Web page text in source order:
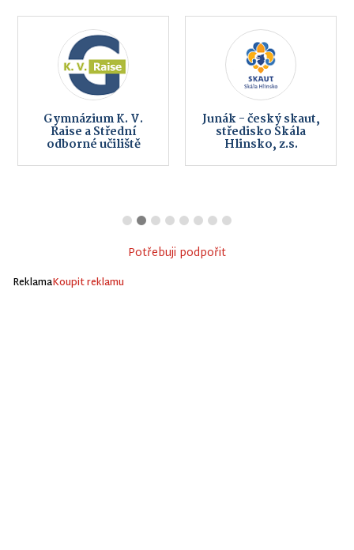
Gymnázium K. V.
Raise a Střední
odborné učiliště
Junák - český skaut,
středisko Skála
Hlinsko, z.s.
Potřebuji podpořit
ReklamaKoupit reklamu